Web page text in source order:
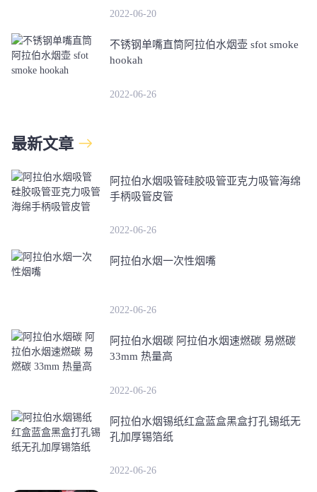
2022-06-20
不锈钢单嘴直筒阿拉伯水烟壶 sfot smoke
hookah
2022-06-26
最新文章
阿拉伯水烟吸管硅胶吸管亚克力吸管海绵
手柄吸管皮管
2022-06-26
阿拉伯水烟一次性烟嘴
2022-06-26
阿拉伯水烟碳 阿拉伯水烟速燃碳 易燃碳
33mm 热量高
2022-06-26
阿拉伯水烟锡纸红盒蓝盒黑盒打孔锡纸无
孔加厚锡箔纸
2022-06-26